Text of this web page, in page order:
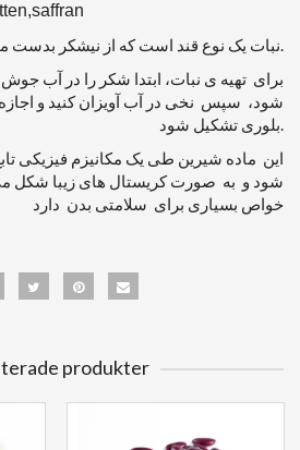
نبات یک نوع قند است که از نیشکر بدست می آید.
برای تهیه ی نبات، ابتدا شکر را در آب
شود، سپس نخی در آب آویزان کنید و
بلوری تشکیل شود.
این ماده شیرین طی یک مکانیزم فیزیکی
شود و به صورت کریستال های زیبا شکل
خواص بسیاری برای سلامتی بدن دارد
produkter